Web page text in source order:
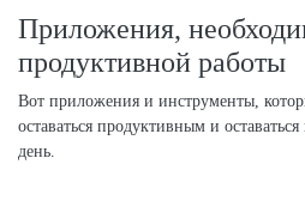
Приложения,
продуктивной работы
Вот приложения и инструменты,
оставаться продуктивным и
день.